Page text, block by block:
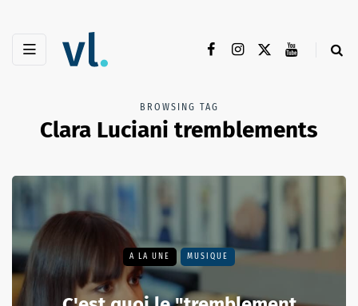
BROWSING TAG
Clara Luciani tremblements
A LA UNE MUSIQUE